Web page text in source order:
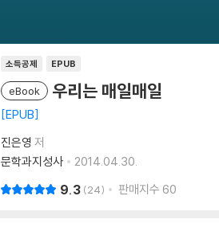
소득공제 EPUB
eBook 우리는 매일매일
EPUB
진은영 저
문학과지성사
2014.04.30.
9.3 24 판매지수 60